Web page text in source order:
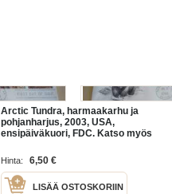
Arctic Tundra, harmaakarhu ja
pohjanharjus, 2003, USA,
ensipäiväkuori, FDC. Katso myös
erilaista amerikkalaista
ensipäiväkuorta
Hinta: 6,50 €
LISÄÄ OSTOSKORIIN